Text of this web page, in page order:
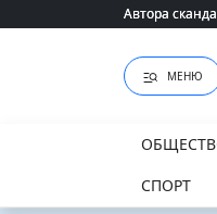
Автора
Автора
МЕНЮ
СПОРТ